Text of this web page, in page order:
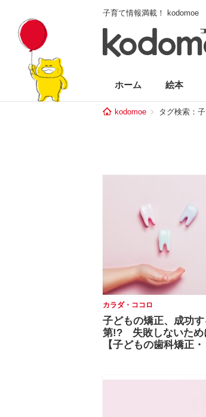
子育て情報満載！ kodomoe
ホーム 絵本
kodomoe タグ検索：
カラダ・ココロ
子どもの矯正、成功
第!? 失敗しないため
【子どもの歯科矯正・